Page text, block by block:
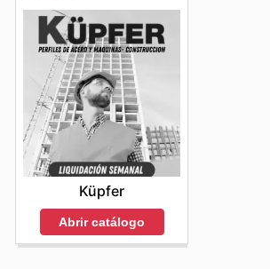
Küpfer
Abrir catálogo